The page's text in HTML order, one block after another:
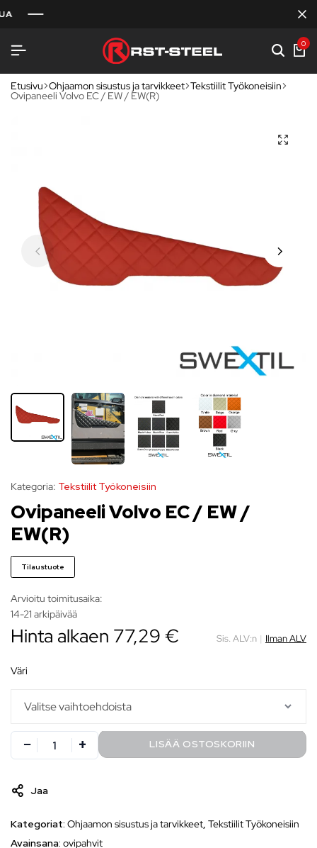
0
Etusivu Ohjaamon sisustus ja tarvikkeet Tekstiilit Työkoneisiin
Ovipaneeli Volvo EC / EW / EW(R)
Kategoria: Tekstiilit Työkoneisiin
Ovipaneeli Volvo EC / EW /
EW(R)
Tilaustuote
Arvioitu toimitusaika:
14-21 arkipäivää
Hinta alkaen 77,29 € Sis. ALV:n | Ilman ALV
väri
LISÄÄ OSTOSKORIIN
Jaa
Kategoriat: Ohjaamon sisustus ja tarvikkeet, Tekstiilit Työkoneisiin
Avainsana: ovipahvit